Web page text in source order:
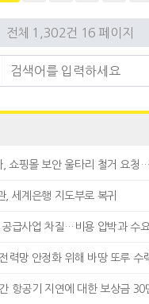
약(P
전체 1,302건 16 페이지
, 쇼핑몰 보안 울타리 철거 요청
, 세계은행 지도부로 복귀
급사업 차질…비용 압박과 수
력망 안정화 위해 바땅 또루 수
항공기 지연에 대한 보상금 30만 루